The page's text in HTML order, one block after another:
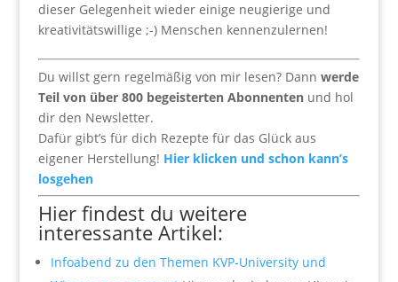
dieser Gelegenheit wieder einige neugierige und
kreativitätswillige ;-) Menschen kennenzulernen!
Du willst gern regelmäßig von mir lesen? Dann werde
Teil von über 800 begeisterten Abonnentenund hol
dir den Newsletter.
Dafür gibt’s für dich Rezepte für das Glück aus
eigener Herstellung! Hier klicken und schon kann’s
losgehen
Hier findest du weitere
interessante Artikel:
Infoabend zu den Themen KVP-University und